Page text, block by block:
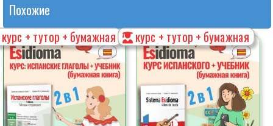
Похожие
курс + тутор + бумажная курс + тутор + бумажная